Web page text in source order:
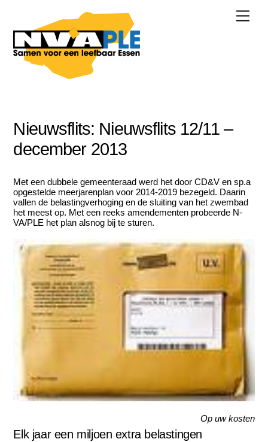
Nieuwsflits: Nieuwsflits 12/11 –
december 2013
Met een dubbele gemeenteraad werd het door CD&V en sp.a
opgestelde meerjarenplan voor 2014-2019 bezegeld. Daarin
vallen de belastingverhoging en de sluiting van het zwembad
het meest op. Met een reeks amendementen probeerde N-
VA/PLE het plan alsnog bij te sturen.
Op uw kosten
Elk jaar een miljoen extra belastingen